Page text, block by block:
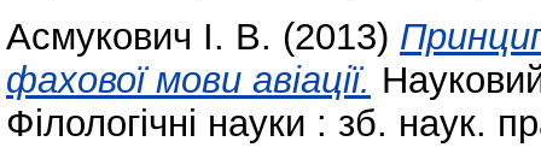
Асмукович І. В. (2013)
фахової мови авіації.
Філологічні науки : зб. наук.